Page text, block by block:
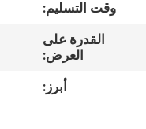
مراقبة
وقت التسليم:
القدرة على
العرض:
أبرز: